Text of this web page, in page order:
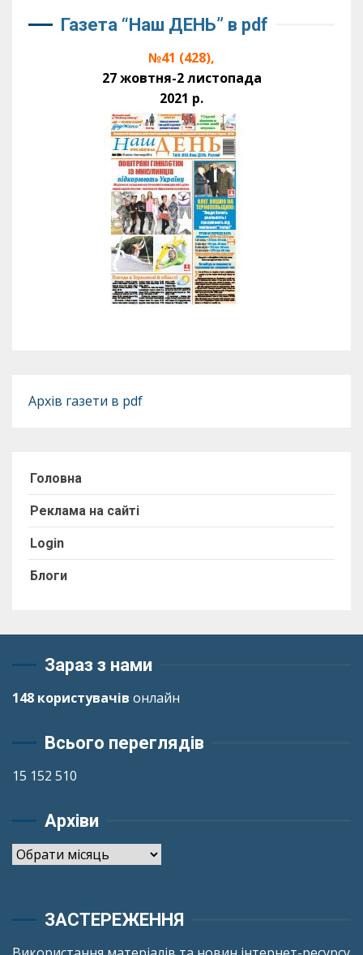
Газета “Наш ДЕНЬ” в pdf
№41 (428),
27 жовтня-2 листопада
2021 р.
Архів газети в pdf
Головна
Реклама на сайті
Login
Блоги
Зараз з нами
148 користувачів онлайн
Всього переглядів
15 152 510
Архіви
Архіви
ЗАСТЕРЕЖЕННЯ